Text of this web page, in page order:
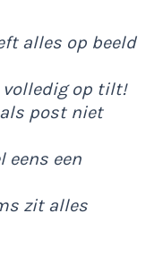
alles op beeld
volledig op tilt!
post niet
eens een
zit alles